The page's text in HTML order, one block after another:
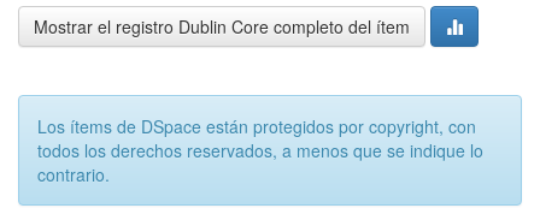
Mostrar el registro Dublin Core completo del ítem
Los ítems de DSpace están protegidos por copyright, con
todos los derechos reservados, a menos que se indique lo
contrario.